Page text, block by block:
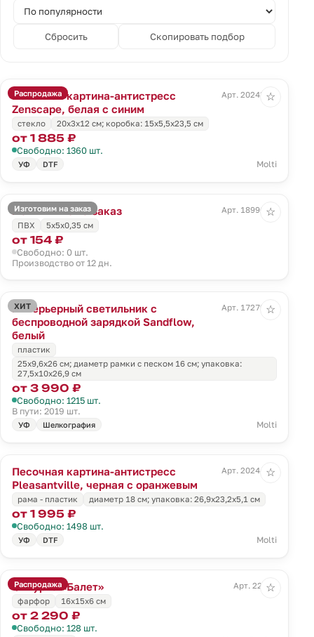
Сбросить Скопировать подбор
Распродажа
Песочная картина-антистресс
Zenscape, белая с синим
Арт. 20243.64
стекло 20х3х12 см; коробка: 15х5,5х23,5 см
от 1 885 ₽
Свободно: 1360 шт.
УФ DTF Molti
☆
Изготовим на заказ
Магнит Info на заказ
Арт. 18996.01
ПВХ
5х5х0,35 см
от 154 ₽
Свободно: 0 шт.
Производство от 12 дн.
☆
ХИТ
Интерьерный светильник с
беспроводной зарядкой Sandflow,
белый
Арт. 17279.60
пластик
25x9,6x26 см; диаметр рамки с песком 16 см; упаковка:
27,5x10x26,9 см
от 3 990 ₽
Свободно: 1215 шт.
В пути: 2019 шт.
УФ Шелкография Molti
☆
Песочная картина-антистресс
Pleasantville, черная с оранжевым
Арт. 20244.03
рама - пластик диаметр 18 см; упаковка: 26,9x23,2x5,1 см
от 1 995 ₽
Свободно: 1498 шт.
УФ DTF Molti
☆
Распродажа
Фигурка «Балет»
Арт. 22419
фарфор
16х15х6 см
от 2 290 ₽
Свободно: 128 шт.
☆